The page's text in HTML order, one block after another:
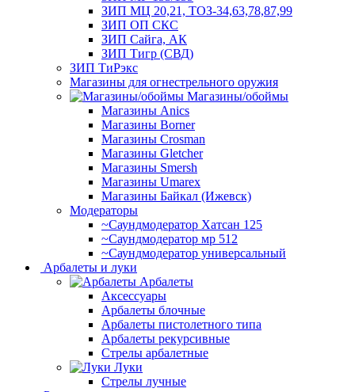
ЗИП МЦ 20,21, ТОЗ-34,63,78,87,99
ЗИП ОП СКС
ЗИП Сайга, АК
ЗИП Тигр (СВД)
ЗИП ТиРэкс
Магазины для огнестрельного оружия
Магазины/обоймы
Магазины Anics
Магазины Borner
Магазины Crosman
Магазины Gletcher
Магазины Smersh
Магазины Umarex
Магазины Байкал (Ижевск)
Модераторы
~Cаундмодератор Хатсан 125
~Саундмодератор мр 512
~Саундмодератор универсальный
Арбалеты и луки
Арбалеты
Аксессуары
Арбалеты блочные
Арбалеты пистолетного типа
Арбалеты рекурсивные
Стрелы арбалетные
Луки
Стрелы лучные